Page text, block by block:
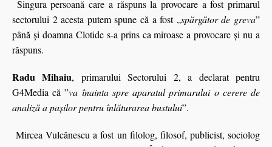
Singura persoană care a răspuns la provocare a fost primarul
sectorului 2 acesta putem spune că a fost „spărgător de greva”
până şi doamna Clotide s-a prins ca miroase a provocare şi nu a
răspuns.
Radu Mihaiu, primarului Sectorului 2, a declarat pentru
G4Media că ”va înainta spre aparatul primarului o cerere de
analiză a pașilor pentru înlăturarea bustului”.
Mircea Vulcănescu a fost un filolog, filosof, publicist, sociolog